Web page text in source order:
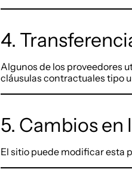
4.
Algunos de los proveedores
cláusulas contractuales tipo
5. Cambios en
El sitio puede modificar esta